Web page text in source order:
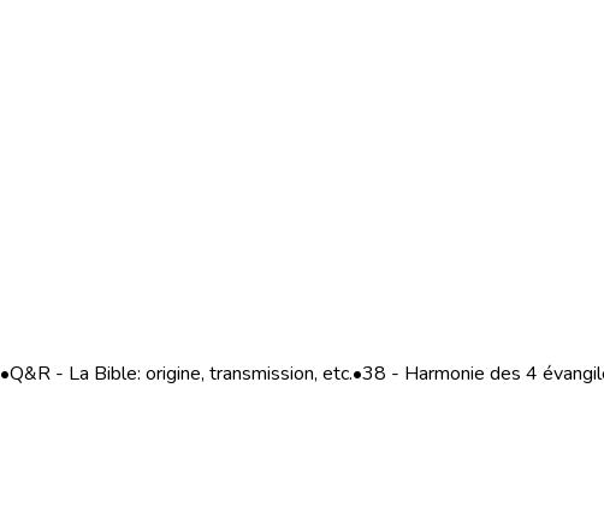
•Q&R - La Bible: origine, transmission, etc.•38 - Harmonie des 4